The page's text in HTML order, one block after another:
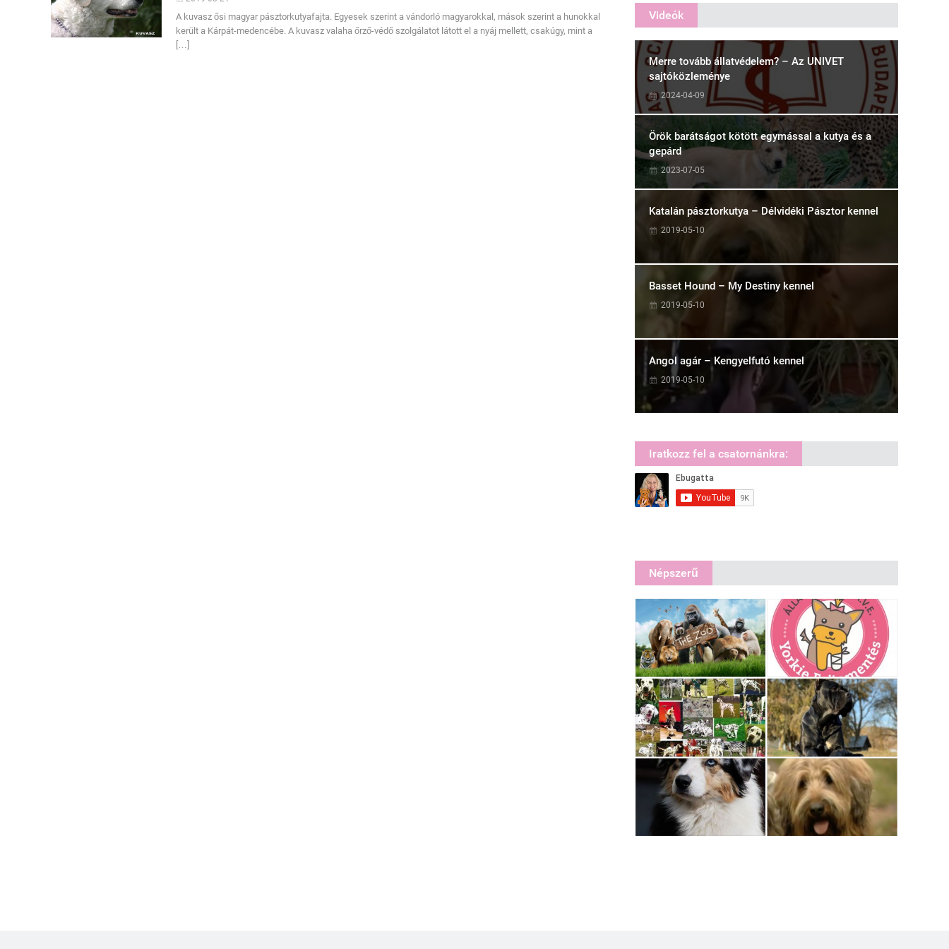
A kuvasz ősi magyar pásztorkutyafajta. Egyesek szerint a vándorló magyarokkal, mások szerint a hunokkal
került a Kárpát-medencébe. A kuvasz valaha őrző-védő szolgálatot látott el a nyáj mellett, csakúgy, mint a
[…]
Videók
Merre tovább állatvédelem? – Az UNIVET
sajtóközleménye
2024-04-09
Örök barátságot kötött egymással a kutya és a
gepárd
2023-07-05
Katalán pásztorkutya – Délvidéki Pásztor kennel
2019-05-10
Basset Hound – My Destiny kennel
2019-05-10
Angol agár – Kengyelfutó kennel
2019-05-10
Iratkozz fel a csatornánkra:
Népszerű